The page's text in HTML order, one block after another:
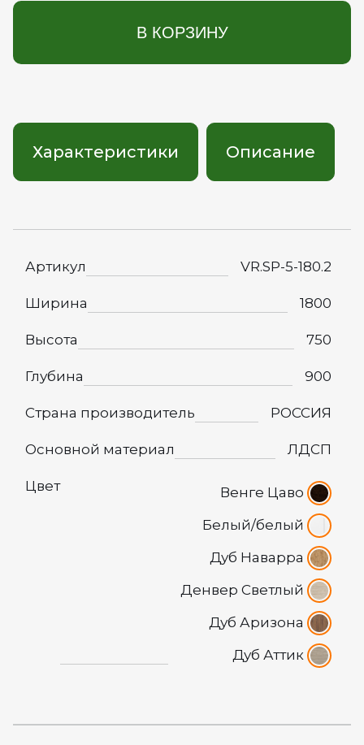
В КОРЗИНУ
Характеристики Описание
Артикул VR.SP-5-180.2
Ширина 1800
Высота 750
Глубина 900
Страна производитель РОССИЯ
Основной материал ЛДСП
Цвет
Венге Цаво
Белый/белый
Дуб Наварра
Денвер Светлый
Дуб Аризона
Дуб Аттик